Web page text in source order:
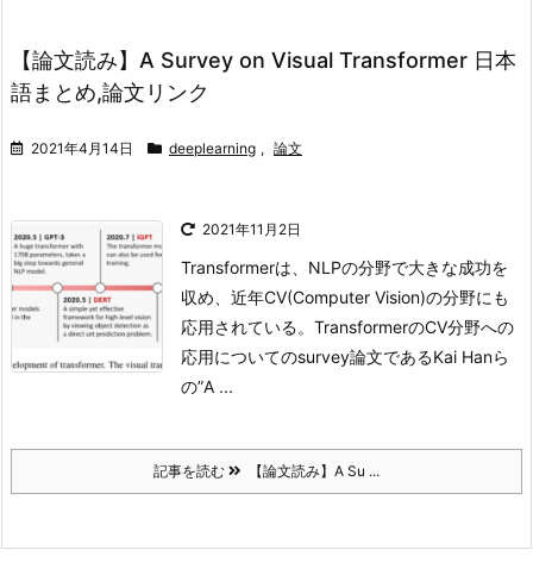
【論文読み】A Survey on Visual Transformer 日本
語まとめ,論文リンク
2021年4月14日 deeplearning , 論文
2021年11月2日
Transformerは、NLPの分野で大きな成功を
収め、近年CV(Computer Vision)の分野にも
応用されている。TransformerのCV分野への
応用についてのsurvey論文であるKai Hanら
の”A ...
記事を読む 【論文読み】A Su ...